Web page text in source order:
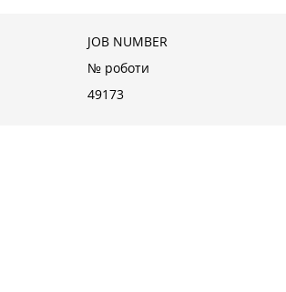
JOB NUMBER
№ роботи
49173